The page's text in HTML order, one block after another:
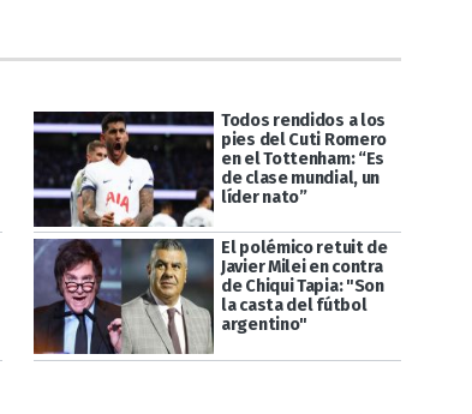
Todos rendidos a los
pies del Cuti Romero
en el Tottenham: “Es
de clase mundial, un
líder nato”
El polémico retuit de
Javier Milei en contra
de Chiqui Tapia: "Son
la casta del fútbol
argentino"